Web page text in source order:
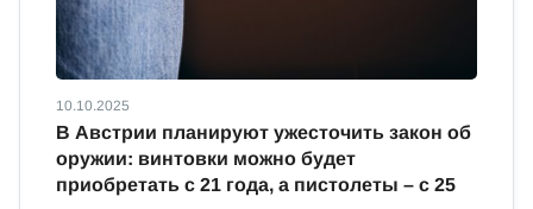
10.10.2025
В Австрии планируют ужесточить закон об
оружии: винтовки можно будет
приобретать с 21 года, а пистолеты – с 25